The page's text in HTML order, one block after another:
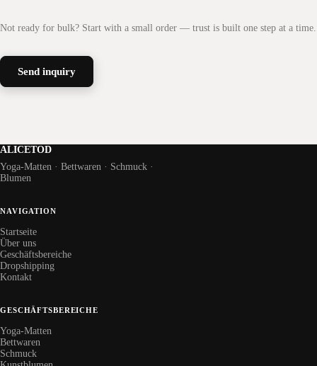
Not ready for bulk? Start with a small order — trust is built one step at a time.
Send inquiry
ALICETOD
Yoga-Matten · Bettwaren · Schmuck ·
Blumen
NAVIGATION
Startseite
Über uns
Geschäftsbereiche
Dropshipping
Kontakt
GESCHÄFTSBEREICHE
Yoga-Matten
Bettwaren
Schmuck